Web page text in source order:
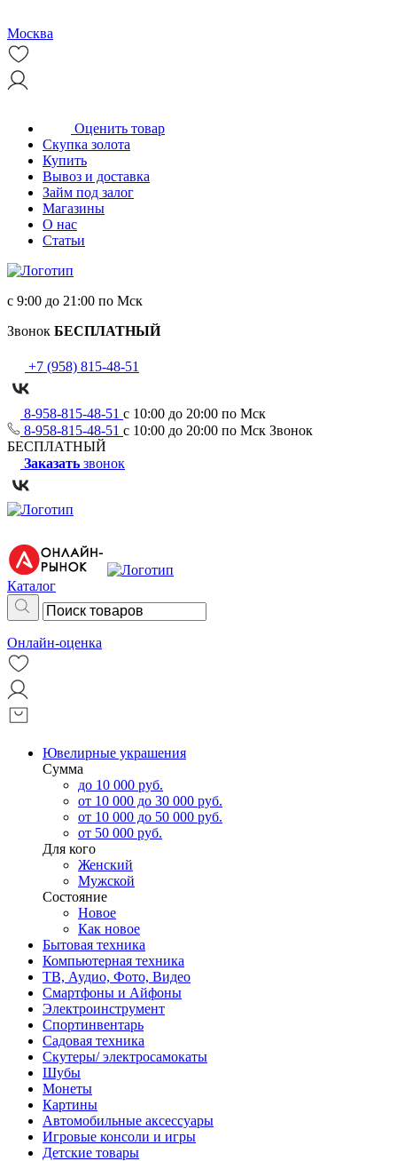
Москва
Оценить товар
Скупка золота
Купить
Вывоз и доставка
Займ под залог
Магазины
О нас
Статьи
с 9:00 до 21:00 по Мск
Звонок БЕСПЛАТНЫЙ
+7 (958) 815-48-51
8-958-815-48-51 с 10:00 до 20:00 по Мск
8-958-815-48-51 с 10:00 до 20:00 по Мск Звонок
БЕСПЛАТНЫЙ
Заказать звонок
Каталог
Онлайн-оценка
Ювелирные украшения
Сумма
до 10 000 руб.
от 10 000 до 30 000 руб.
от 10 000 до 50 000 руб.
от 50 000 руб.
Для кого
Женский
Мужской
Состояние
Новое
Как новое
Бытовая техника
Компьютерная техника
ТВ, Аудио, Фото, Видео
Смартфоны и Айфоны
Электроинструмент
Спортинвентарь
Садовая техника
Скутеры/ электросамокаты
Шубы
Монеты
Картины
Автомобильные аксессуары
Игровые консоли и игры
Детские товары